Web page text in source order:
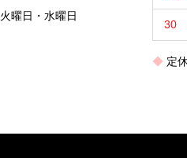
火曜日・水曜日
30
定